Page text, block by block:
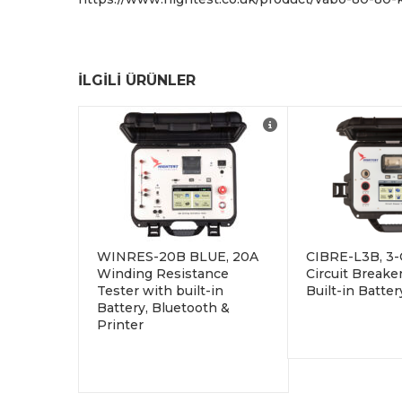
İLGILI ÜRÜNLER
WINRES-20B BLUE,
transformatörlerin sargı
direncini ölçmek için ileri
mühendislik teknolojisi
kullanılarak tasarlanmıştır.
gerilim, güç trafosu
sargılarını ve şönt
dirençlerini ölçebilir. 20A’e
kadar Doğru Akım
WINRES-20B BLUE, 20A
Winding Resistance
Tester with built-in
Battery, Bluetooth &
Printer
CIBRE-L3B,
Circuit
Built-in